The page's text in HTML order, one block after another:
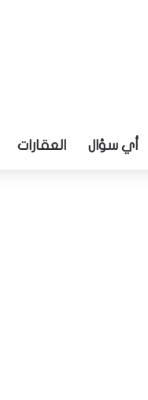
أي سؤال العقارات